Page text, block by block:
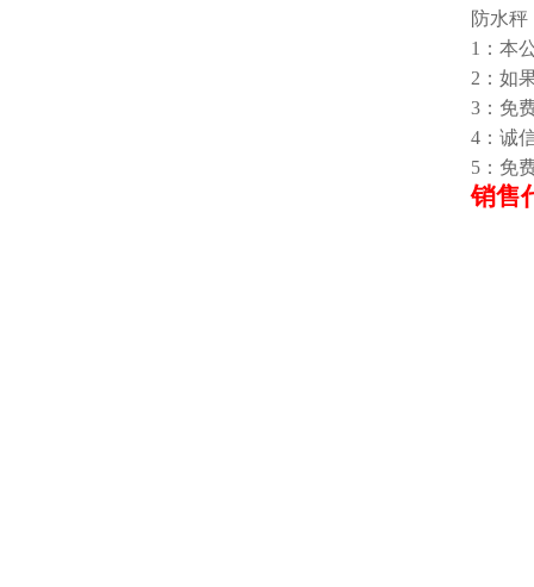
防水
1：本
2：如
3：免
4：诚
5：免
销售